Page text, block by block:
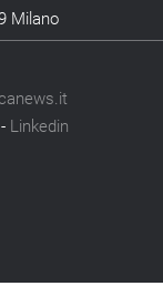
Milano
- Linkedin